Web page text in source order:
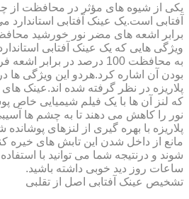
یکی از شیوه های مؤثر در محافظت از
آفتابی است.یک عینک آفتابی استاندارد
برابر اشعه های مضر نور خورشید
ویژگی هایی که یک عینک آفتابی
به محافظت 100 درصد در
بودن آن اشاره کرد.هردو این ویژگی ها
پلاریزه در نظر گرفته شده اند.عینک
که لنز آن ها با یک فیلم شیمیایی خاص
نور را کاهش می دهند تا به چشم ها
پلاریزه با بهره گیری از لنزهای
مانع از داخل شدن این تابش های خیره
شوند و درنتیجه شما می توانید با
ساعات روز دید خوبی داشته باشید.
تشخیص عینک آفتابی اصل از تقلبی